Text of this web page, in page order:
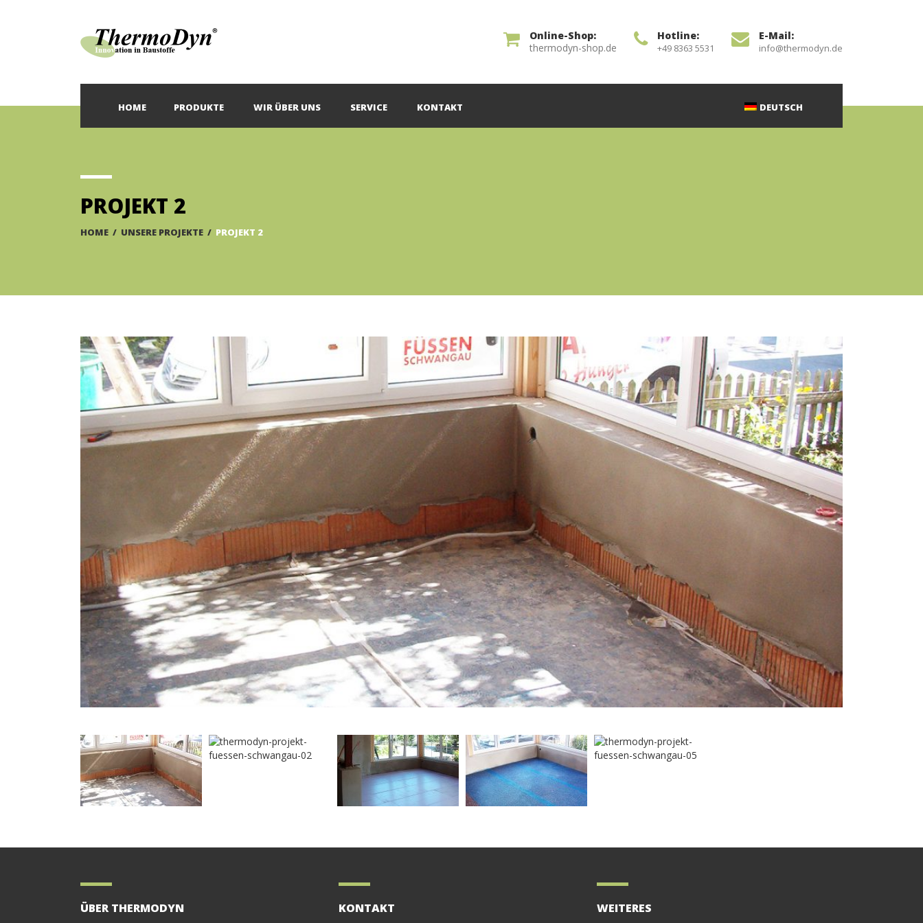
E-Mail:
info@thermodyn.de
Hotline:
+49 8363 5531
Online-Shop:
thermodyn-shop.de
HOME PRODUKTE WIR ÜBER UNS SERVICE KONTAKT DEUTSCH
PROJEKT 2
HOME / UNSERE PROJEKTE / PROJEKT 2
ÜBER THERMODYN KONTAKT WEITERES